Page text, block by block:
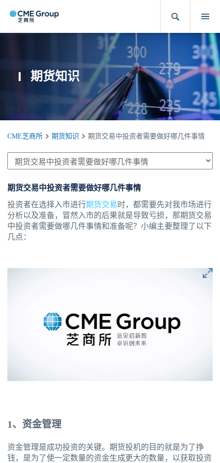
期货知识
CME芝商所 期货知识 期货交易中投资者需要做好哪几件事情
期货交易中投资者需要做好哪几件事情
投资者在选择入市进行期货交易时，都需要先对我市场进行
分析以及准备，冒然入市的后果就是导致亏损，那期货交易
中投资者需要做哪几件事情和准备呢？小编主要整理了以下
几点：
1、资金管理
资金管理是成功投资的关键。期货投机的目的就是为了挣
钱，是为了使一定数量的资金生成更大的数量，以获取投资